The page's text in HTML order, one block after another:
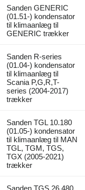
Sanden GENERIC
(01.51-) kondensator
til klimaanlæg til
GENERIC trækker
Sanden R-series
(01.04-) kondensator
til klimaanlæg til
Scania P,G,R,T-
series (2004-2017)
trækker
Sanden TGL 10.180
(01.05-) kondensator
til klimaanlæg til MAN
TGL, TGM, TGS,
TGX (2005-2021)
trækker